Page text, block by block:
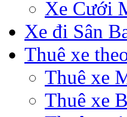
Xe Cưới
Xe đi Sân
Thuê xe
Thuê xe
Thuê xe